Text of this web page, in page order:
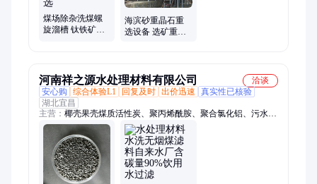
煤场除杂洗煤螺
旋溜槽 钛铁矿水
海滨砂重晶石重
选设备 选矿重力
河南祥之源水处理材料有限公司
洽谈
安心购
综合体验L1 回复及时 出价迅速
真实性已核验
湖北宜昌
主营： 椰壳果壳煤质活性炭、聚丙烯酰胺、聚合氯化铝、污水处
理菌种